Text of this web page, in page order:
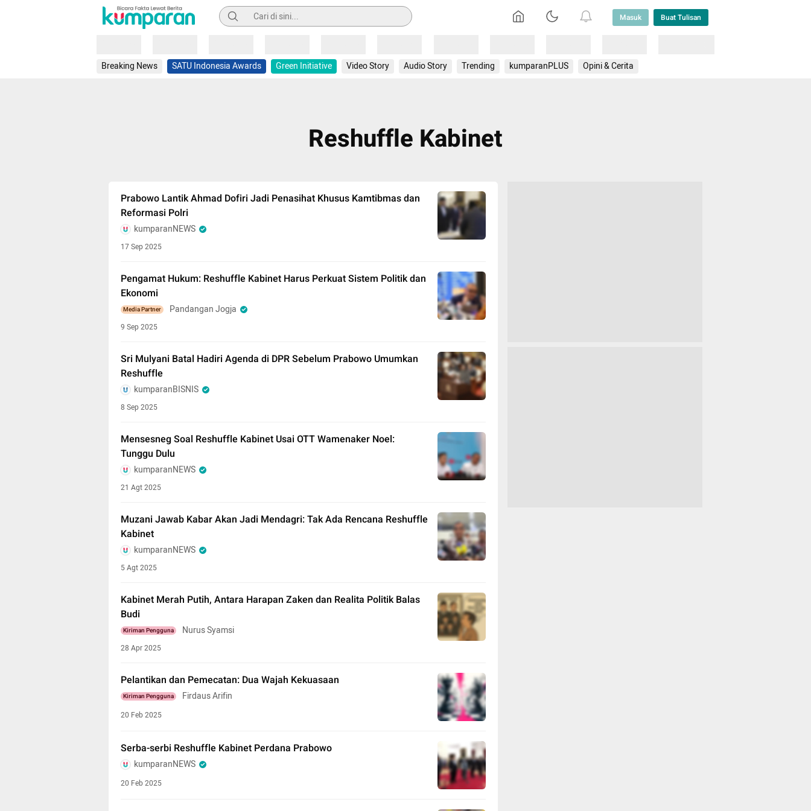
Pencarian Masuk Buat Tulisan
Breaking News SATU Indonesia Awards Green Initiative Video Story Audio Story Trending kumparanPLUS Opini & Cerita
Reshuffle Kabinet
Prabowo Lantik Ahmad Dofiri Jadi Penasihat Khusus Kamtibmas dan
Reformasi Polri
kumparanNEWS
17 Sep 2025
Pengamat Hukum: Reshuffle Kabinet Harus Perkuat Sistem Politik dan
Ekonomi
Media Partner Pandangan Jogja
9 Sep 2025
Sri Mulyani Batal Hadiri Agenda di DPR Sebelum Prabowo Umumkan
Reshuffle
kumparanBISNIS
8 Sep 2025
Mensesneg Soal Reshuffle Kabinet Usai OTT Wamenaker Noel:
Tunggu Dulu
kumparanNEWS
21 Agt 2025
Muzani Jawab Kabar Akan Jadi Mendagri: Tak Ada Rencana Reshuffle
Kabinet
kumparanNEWS
5 Agt 2025
Kabinet Merah Putih, Antara Harapan Zaken dan Realita Politik Balas
Budi
Kiriman Pengguna Nurus Syamsi
28 Apr 2025
Pelantikan dan Pemecatan: Dua Wajah Kekuasaan
Kiriman Pengguna Firdaus Arifin
20 Feb 2025
Serba-serbi Reshuffle Kabinet Perdana Prabowo
kumparanNEWS
20 Feb 2025